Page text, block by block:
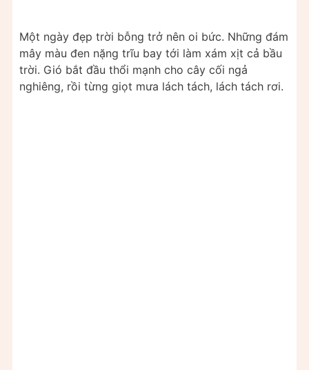
Một ngày đẹp trời bỗng trở nên oi bức. Những đám
mây màu đen nặng trĩu bay tới làm xám xịt cả bầu
trời. Gió bắt đầu thổi mạnh cho cây cối ngả
nghiêng, rồi từng giọt mưa lách tách, lách tách rơi.